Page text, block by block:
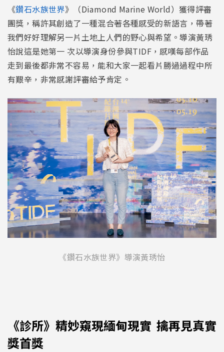
《鑽石水族世界》（Diamond Marine World）獲得評審
團獎，稱許其創造了一種混合著各種感受的新語言，帶著
我們好好理解另一片土地上人們的野心與希望。導演黃琇
怡說這是她第一 次以導演身份參與TIDF，感嘆每部作品
走到最後都非常不容易，能和大家一起看片勝過過程中所
有艱辛，非常感謝評審給予肯定。
《鑽石水族世界》導演黃琇怡
《診所》精妙窺現緬甸現實 擒再見真實
獎首獎